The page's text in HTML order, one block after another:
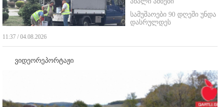
სამუშაოები 90 დღეში უნდა
დასრულდეს
11:37 / 04.08.2026
ვიდეორეპორტაჟი